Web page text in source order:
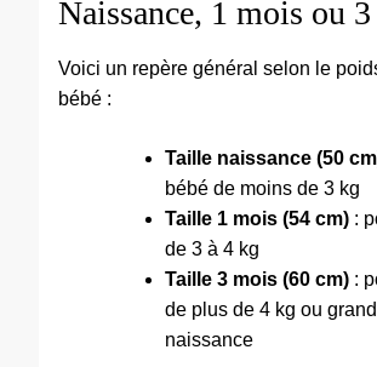
Naissance, 1 mois ou
Voici un repère général selon le
bébé :
Taille naissance (50
bébé de moins de 3 kg
Taille 1 mois (54 cm) :
de 3 à 4 kg
Taille 3 mois (60 cm) :
de plus de 4 kg ou
naissance